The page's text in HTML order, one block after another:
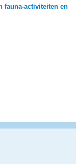
fauna-activiteiten en